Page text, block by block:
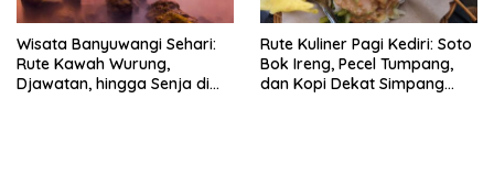
Wisata Banyuwangi Sehari:
Rute Kawah Wurung,
Djawatan, hingga Senja di
Rute Kuliner Pagi Kediri: Soto
Bok Ireng, Pecel Tumpang,
dan Kopi Dekat Simpang